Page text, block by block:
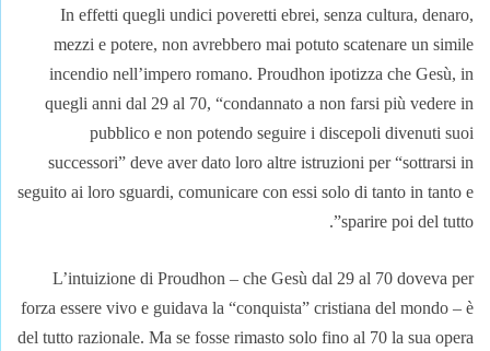
In effetti quegli undici poveretti ebrei, senza cultura, denaro,
mezzi e potere, non avrebbero mai potuto scatenare un simile
incendio nell’impero romano. Proudhon ipotizza che Gesù, in
quegli anni dal 29 al 70, “condannato a non farsi più vedere in
pubblico e non potendo seguire i discepoli divenuti suoi
successori” deve aver dato loro altre istruzioni per “sottrarsi in
seguito ai loro sguardi, comunicare con essi solo di tanto in tanto e
sparire poi del tutto”.
L’intuizione di Proudhon – che Gesù dal 29 al 70 doveva per
forza essere vivo e guidava la “conquista” cristiana del mondo – è
del tutto razionale. Ma se fosse rimasto solo fino al 70 la sua opera